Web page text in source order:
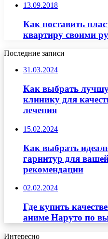
13.09.2018
Как поставить
квартиру своими
Последние записи
31.03.2024
Как выбрать
клинику для
лечения
15.02.2024
Как выбрать
гарнитур для
рекомендации
02.02.2024
Где купить
аниме Наруто по
Интересно